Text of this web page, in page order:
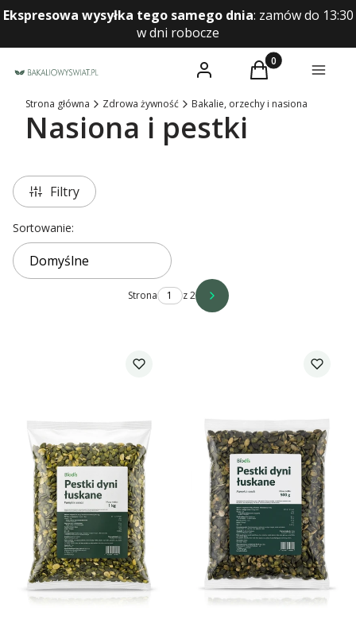
Ekspresowa wysyłka tego samego dnia: zamów do 13:30
w dni robocze
Zaloguj sięProdukty w
Koszyk Menu
Strona główna Zdrowa żywność Bakalie, orzechy i nasiona
Nasiona i pestki
Filtry
Lista produktów
Sortowanie:
Domyślne
Strona z 2 Następne produkty